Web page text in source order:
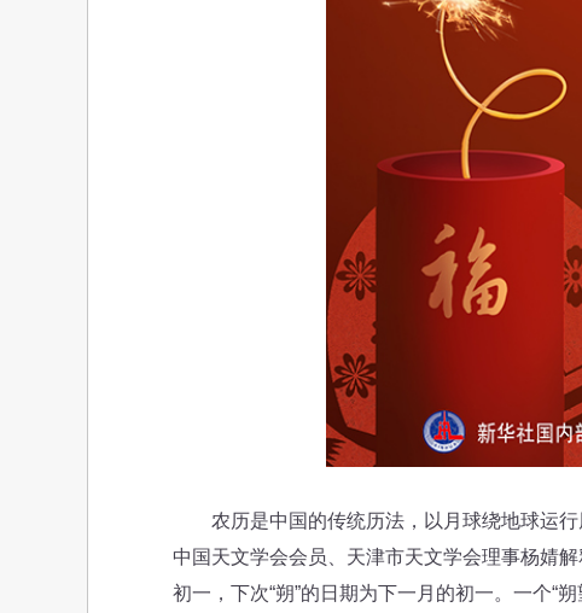
农历是中国的传统历法，以月球绕地球运行
中国天文学会会员、天津市天文学会理事杨婧
初一，下次“朔”的日期为下一月的初一。一个“